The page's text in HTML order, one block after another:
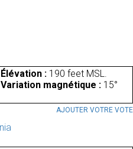
Élévation : 190 feet MSL.
Variation magnétique : 15°
AJOUTER VOTRE VOTE